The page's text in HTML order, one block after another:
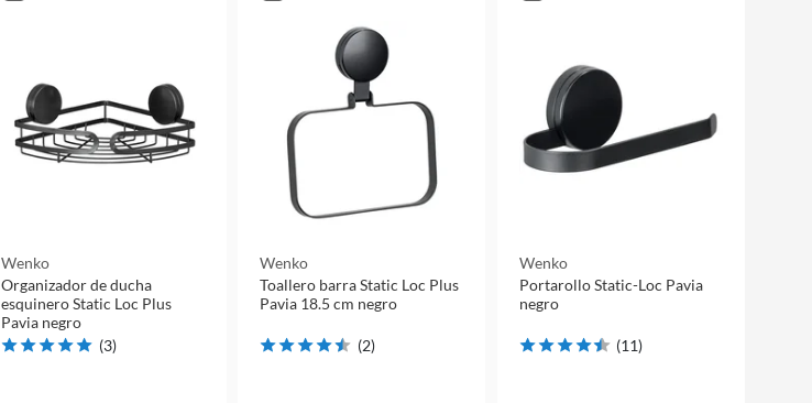
Wenko
Organizador de ducha
esquinero Static Loc Plus
Pavia negro
(3)
Wenko
Toallero barra Static Loc Plus
Pavia 18.5 cm negro
(2)
Wenko
Portarollo Static-Loc Pavia
negro
(11)